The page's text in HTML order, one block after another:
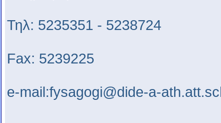
Τηλ: 5235351 - 5238724
Fax: 5239225
e-mail:fysagogi@dide-a-